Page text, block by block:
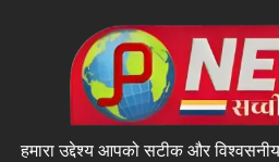
हमारा उद्देश्य आपको सटीक और